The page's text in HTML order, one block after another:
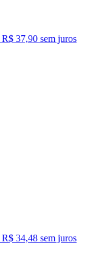
R$ 37,90 sem juros
R$ 34,48 sem juros